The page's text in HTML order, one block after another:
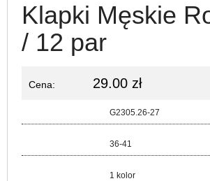
Klapki Męskie
/ 12 par
Cena: 29.00 zł
G2305.26-27
36-41
1 kolor